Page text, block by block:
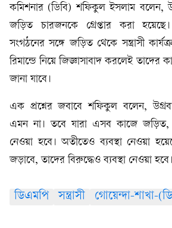
কমিশনার (ডিবি) শফিকুল ইসলাম বলেন,
জড়িত চারজনকে গ্রেপ্তার করা হয়েছে।
সংগঠনের সঙ্গে জড়িত থেকে সন্ত্রাসী
রিমান্ডে নিয়ে জিজ্ঞাসাবাদ করলেই তাদের
জানা যাবে।
এক প্রশ্নের জবাবে শফিকুল বলেন,
এমন না। তবে যারা এসব কাজে জড়িত,
নেওয়া হবে। অতীতেও ব্যবস্থা নেওয়া
জড়াবে, তাদের বিরুদ্ধেও ব্যবস্থা নেওয়া হবে।
ডিএমপি সন্ত্রাসী গোয়েন্দা-শাখা-